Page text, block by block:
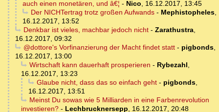
auch einen monetären, und â€¦ - Nico, 16.12.2017, 13:45
Der NICHTertrag trotz großen Aufwands- Mephistopheles,
16.12.2017, 13:52
Denkbar ist vieles, machbar jedoch nicht- Zarathustra,
16.12.2017, 09:32
@dottore's Vorfinanzierung der Macht findet statt- pigbonds,
16.12.2017, 13:00
Wirtschaft kann dauerhaft prosperieren - Rybezahl,
16.12.2017, 13:23
Glaube nicht, dass das so einfach geht- pigbonds,
16.12.2017, 13:51
Meinst Du sowas wie 5 Milliarden in eine Farbenrevolution
investieren? - Lechbrucknersepp, 16.12.2017, 20:48